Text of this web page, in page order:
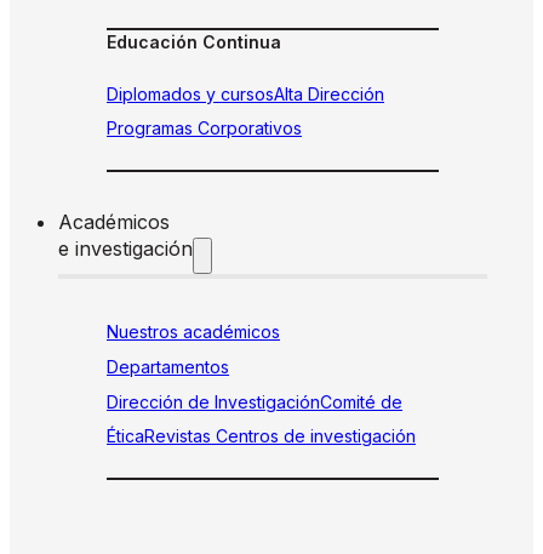
Educación Continua
Diplomados y cursosAlta Dirección
Programas Corporativos
Académicos
e investigación
Nuestros académicos
Departamentos
Dirección de InvestigaciónComité de
ÉticaRevistas Centros de investigación